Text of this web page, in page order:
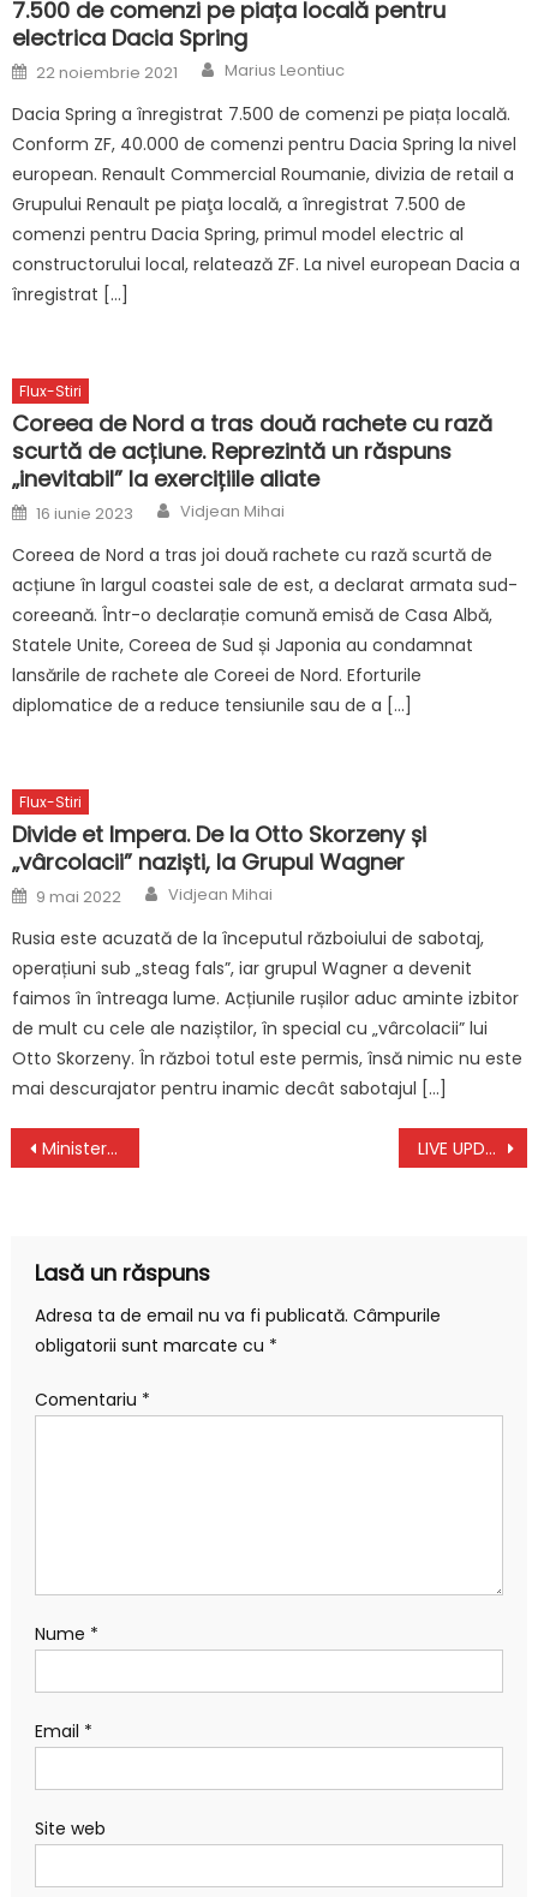
7.500 de comenzi pe piața locală pentru
electrica Dacia Spring
Posted
on
22 noiembrie 2021 Author
Marius Leontiuc
Dacia Spring a înregistrat 7.500 de comenzi pe piața locală.
Conform ZF, 40.000 de comenzi pentru Dacia Spring la nivel
european. Renault Commercial Roumanie, divizia de retail a
Grupului Renault pe piaţa locală, a înregistrat 7.500 de
comenzi pentru Dacia Spring, primul model electric al
constructorului local, relatează ZF. La nivel european Dacia a
înregistrat […]
Flux-Stiri
Coreea de Nord a tras două rachete cu rază
scurtă de acțiune. Reprezintă un răspuns
„inevitabil” la exercițiile aliate
Posted
on
16 iunie 2023 Author
Vidjean Mihai
Coreea de Nord a tras joi două rachete cu rază scurtă de
acțiune în largul coastei sale de est, a declarat armata sud-
coreeană. Într-o declarație comună emisă de Casa Albă,
Statele Unite, Coreea de Sud și Japonia au condamnat
lansările de rachete ale Coreei de Nord. Eforturile
diplomatice de a reduce tensiunile sau de a […]
Flux-Stiri
Divide et Impera. De la Otto Skorzeny și
„vârcolacii” naziști, la Grupul Wagner
Posted
on
9 mai 2022 Author
Vidjean Mihai
Rusia este acuzată de la începutul războiului de sabotaj,
operațiuni sub „steag fals”, iar grupul Wagner a devenit
faimos în întreaga lume. Acțiunile rușilor aduc aminte izbitor
de mult cu cele ale naziștilor, în special cu „vârcolacii” lui
Otto Skorzeny. În război totul este permis, însă nimic nu este
mai descurajator pentru inamic decât sabotajul […]
Navigare
Ministerul Apărării din Rusia cere ucrainenilor predarea imediată a orașului Mariupol LIVE UPDATE. A douăzeci și șasea zi de invazie. Explozii nocturne în capitala Ucrainei, Kiev. Ucraina nu va depune armele și nu va ceda Mariupolul trupelor ruse
Lasă un răspuns
Adresa ta de email nu va fi publicată. Câmpurile
obligatorii sunt marcate cu *
Comentariu *
Nume *
Email *
Site web